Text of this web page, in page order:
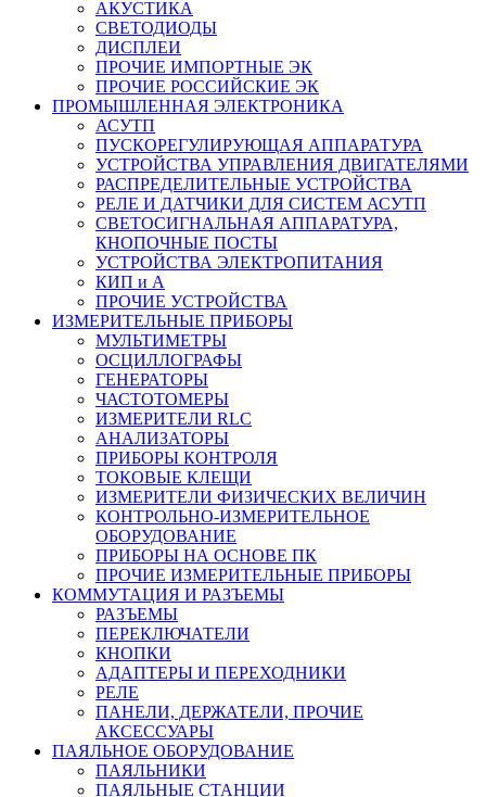
АКУСТИКА
СВЕТОДИОДЫ
ДИСПЛЕИ
ПРОЧИЕ ИМПОРТНЫЕ ЭК
ПРОЧИЕ РОССИЙСКИЕ ЭК
ПРОМЫШЛЕННАЯ ЭЛЕКТРОНИКА
АСУТП
ПУСКОРЕГУЛИРУЮЩАЯ АППАРАТУРА
УСТРОЙСТВА УПРАВЛЕНИЯ ДВИГАТЕЛЯМИ
РАСПРЕДЕЛИТЕЛЬНЫЕ УСТРОЙСТВА
РЕЛЕ И ДАТЧИКИ ДЛЯ СИСТЕМ АСУТП
СВЕТОСИГНАЛЬНАЯ АППАРАТУРА,
КНОПОЧНЫЕ ПОСТЫ
УСТРОЙСТВА ЭЛЕКТРОПИТАНИЯ
КИП и А
ПРОЧИЕ УСТРОЙСТВА
ИЗМЕРИТЕЛЬНЫЕ ПРИБОРЫ
МУЛЬТИМЕТРЫ
ОСЦИЛЛОГРАФЫ
ГЕНЕРАТОРЫ
ЧАСТОТОМЕРЫ
ИЗМЕРИТЕЛИ RLC
АНАЛИЗАТОРЫ
ПРИБОРЫ КОНТРОЛЯ
ТОКОВЫЕ КЛЕЩИ
ИЗМЕРИТЕЛИ ФИЗИЧЕСКИХ ВЕЛИЧИН
КОНТРОЛЬНО-ИЗМЕРИТЕЛЬНОЕ
ОБОРУДОВАНИЕ
ПРИБОРЫ НА ОСНОВЕ ПК
ПРОЧИЕ ИЗМЕРИТЕЛЬНЫЕ ПРИБОРЫ
КОММУТАЦИЯ И РАЗЪЕМЫ
РАЗЪЕМЫ
ПЕРЕКЛЮЧАТЕЛИ
КНОПКИ
АДАПТЕРЫ И ПЕРЕХОДНИКИ
РЕЛЕ
ПАНЕЛИ, ДЕРЖАТЕЛИ, ПРОЧИЕ
АКСЕССУАРЫ
ПАЯЛЬНОЕ ОБОРУДОВАНИЕ
ПАЯЛЬНИКИ
ПАЯЛЬНЫЕ СТАНЦИИ